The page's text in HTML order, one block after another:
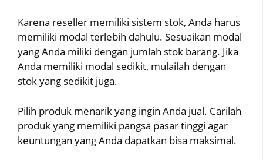
Karena reseller memiliki sistem stok, Anda harus
memiliki modal terlebih dahulu. Sesuaikan modal
yang Anda miliki dengan jumlah stok barang. Jika
Anda memiliki modal sedikit, mulailah dengan
stok yang sedikit juga.
Pilih produk menarik yang ingin Anda jual. Carilah
produk yang memiliki pangsa pasar tinggi agar
keuntungan yang Anda dapatkan bisa maksimal.